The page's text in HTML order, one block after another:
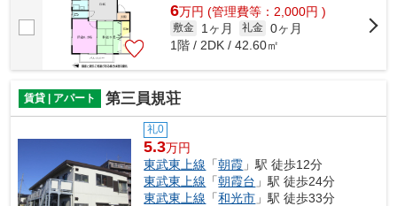
6万円 (管理費等：2,000円 )
敷金 1ヶ月 礼金 0ヶ月
1階 / 2DK / 42.60㎡
賃貸 | アパート 第三員規荘
礼0
5.3万円
東武東上線 「朝霞 」駅 徒歩12分
東武東上線 「朝霞台 」駅 徒歩24分
東武東上線 「和光市 」駅 徒歩33分